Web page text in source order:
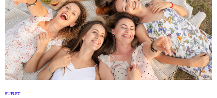
SUFLET